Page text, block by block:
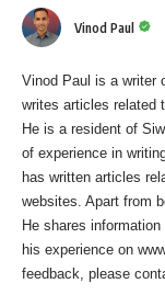
Vinod Paul
Vinod Paul is a writer
writes articles related
He is a resident of
of experience in
has written articles
websites. Apart from
He shares
his experience on
feedback, please